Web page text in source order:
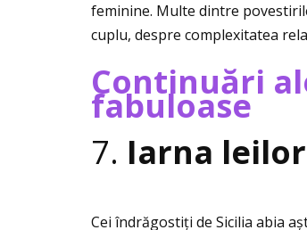
feminine. Multe dintre
cuplu, despre complexitatea
Continuări
fabuloase
7. Iarna leilor
Cei îndrăgostiţi de Sicilia abia